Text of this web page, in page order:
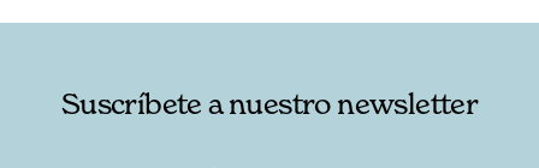
Suscríbete a nuestro newsletter